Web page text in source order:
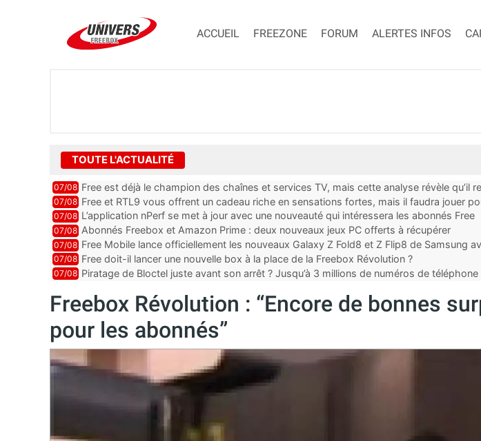
ACCUEIL FREEZONE FORUM ALERTES INFOS
TOUTE L'ACTUALITÉ
07/08 Free est déjà le champion des chaînes et services TV, mais cette analyse révèle qu’il
encore au moin...
07/08 Free et RTL9 vous offrent un cadeau riche en sensations fortes, mais il faudra jouer
l’obtenir
07/08 L’application nPerf se met à jour avec une nouveauté qui intéressera les abonnés Free
Mobile, Orange, SFR ...
07/08 Abonnés Freebox et Amazon Prime : deux nouveaux jeux PC offerts à récupérer
07/08 Free Mobile lance officiellement les nouveaux Galaxy Z Fold8 et Z Flip8 de Samsung
des promos et des cadeaux
07/08 Free doit-il lancer une nouvelle box à la place de la Freebox Révolution ?
07/08 Piratage de Bloctel juste avant son arrêt ? Jusqu’à 3 millions de numéros de téléphone
Freebox Révolution : “Encore de bonnes
pour les abonnés”